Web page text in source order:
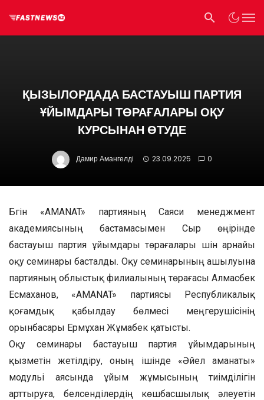
ҚЫЗЫЛОРДАДА БАСТАУЫШ ПАРТИЯ
ҰЙЫМДАРЫ ТӨРАҒАЛАРЫ ОҚУ
КУРСЫНАН ӨТУДЕ
Дамир Амангелді 23.09.2025 0
Бүгін «AMANAT» партияның Саяси менеджмент
академиясының бастамасымен Сыр өңірінде
бастауыш партия ұйымдары төрағалары үшін арнайы
оқу семинары басталды. Оқу семинарының ашылуына
партияның облыстық филиалының төрағасы Алмасбек
Есмаханов, «AMANAT» партиясы Республикалық
қоғамдық қабылдау бөлмесі меңгерушісінің
орынбасары Ермұхан Жұмабек қатысты.
Оқу семинары бастауыш партия ұйымдарының
қызметін жетілдіру, оның ішінде «Әйел аманаты»
модульі аясында ұйым жұмысының тиімділігін
арттыруға, белсенділердің көшбасшылық әлеуетін